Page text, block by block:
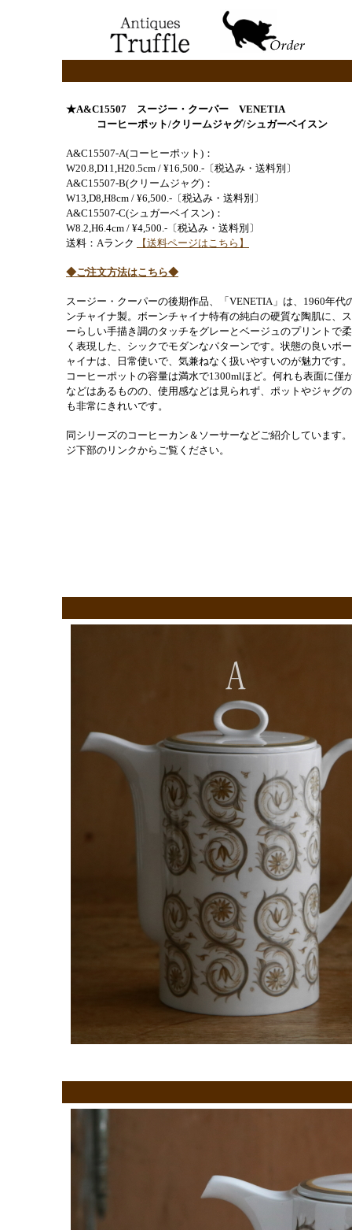
★A&C15507 スージー・クーパー VENETIA
コーヒーポット/クリームジャグ/シュガーベイスン
A&C15507-A(コーヒーポット)：
W20.8,D11,H20.5cm / ¥16,500.-〔税込み・送料別〕
A&C15507-B(クリームジャグ)：
W13,D8,H8cm / ¥6,500.-〔税込み・送料別〕
A&C15507-C(シュガーベイスン)：
W8.2,H6.4cm / ¥4,500.-〔税込み・送料別〕
送料：Aランク
【送料ページはこちら】
◆ご注文方法はこちら◆
スージー・クーパーの後期作品、「VENETIA」は、 1960年代
ンチャイナ製。ボーンチャイナ特有の純白の硬質な陶肌に、
ーらしい手描き調のタッチをグレーとベージュのプリントで
く表現した、シックでモダンなパターンです。状態の良いボ
ャイナは、日常使いで、気兼ねなく扱いやすいのが魅力です。
コーヒーポットの容量は満水で1300mlほど。何れも表面に僅
などはあるものの、使用感などは見られず、ポットやジャグ
も非常にきれいです。
同シリーズのコーヒーカン＆ソーサーなどご紹介しています
ジ下部のリンクからご覧ください。